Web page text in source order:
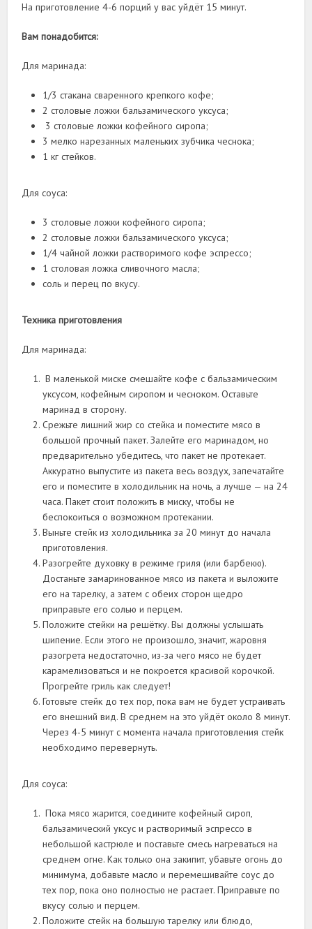
На приготовление 4-6 порций у вас уйдёт 15 минут.
Вам понадобится:
Для маринада:
1/3 стакана сваренного крепкого кофе;
2 столовые ложки бальзамического уксуса;
3 столовые ложки кофейного сиропа;
3 мелко нарезанных маленьких зубчика чеснока;
1 кг стейков.
Для соуса:
3 столовые ложки кофейного сиропа;
2 столовые ложки бальзамического уксуса;
1/4 чайной ложки растворимого кофе эспрессо;
1 столовая ложка сливочного масла;
соль и перец по вкусу.
Техника приготовления
Для маринада:
В маленькой миске смешайте кофе с бальзамическим
уксусом, кофейным сиропом и чесноком. Оставьте
маринад в сторону.
Срежьте лишний жир со стейка и поместите мясо в
большой прочный пакет. Залейте его маринадом, но
предварительно убедитесь, что пакет не протекает.
Аккуратно выпустите из пакета весь воздух, запечатайте
его и поместите в холодильник на ночь, а лучше — на 24
часа. Пакет стоит положить в миску, чтобы не
беспокоиться о возможном протекании.
Выньте стейк из холодильника за 20 минут до начала
приготовления.
Разогрейте духовку в режиме гриля (или барбекю).
Достаньте замаринованное мясо из пакета и выложите
его на тарелку, а затем с обеих сторон щедро
приправьте его солью и перцем.
Положите стейки на решётку. Вы должны услышать
шипение. Если этого не произошло, значит, жаровня
разогрета недостаточно, из-за чего мясо не будет
карамелизоваться и не покроется красивой корочкой.
Прогрейте гриль как следует!
Готовьте стейк до тех пор, пока вам не будет устраивать
его внешний вид. В среднем на это уйдёт около 8 минут.
Через 4-5 минут с момента начала приготовления стейк
необходимо перевернуть.
Для соуса:
Пока мясо жарится, соедините кофейный сироп,
бальзамический уксус и растворимый эспрессо в
небольшой кастрюле и поставьте смесь нагреваться на
среднем огне. Как только она закипит, убавьте огонь до
минимума, добавьте масло и перемешивайте соус до
тех пор, пока оно полностью не растает. Приправьте по
вкусу солью и перцем.
Положите стейк на большую тарелку или блюдо,